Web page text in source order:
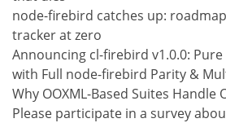
node-firebird catches up:
tracker at zero
Announcing cl-firebird v1.0.0:
with Full node-firebird Parity &
Why OOXML-Based Suites Handle
Please participate in a survey